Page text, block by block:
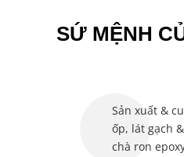
SỨ MỆNH
Sản xuất &
ốp, lát gạch
chà ron